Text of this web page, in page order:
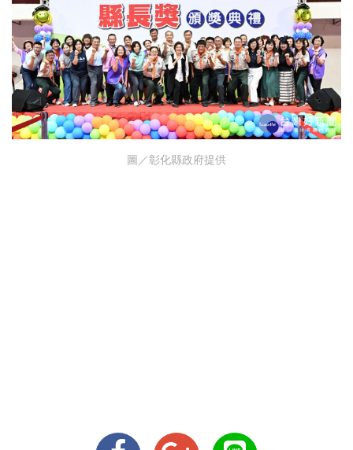
圖／彰化縣政府提供